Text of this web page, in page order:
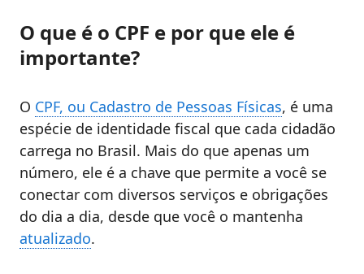
O que é o CPF e por que ele é
importante?
O CPF, ou Cadastro de Pessoas Físicas, é uma
espécie de identidade fiscal que cada cidadão
carrega no Brasil. Mais do que apenas um
número, ele é a chave que permite a você se
conectar com diversos serviços e obrigações
do dia a dia, desde que você o mantenha
atualizado.